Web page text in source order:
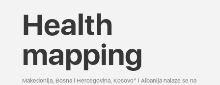
Health
mapping
Makedonija, Bosna i Hercegovina, Kosovo* i Albanija nalaze se na